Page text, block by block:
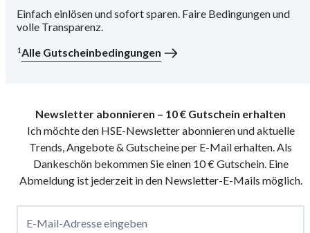
Einfach einlösen und sofort sparen. Faire Bedingungen und
volle Transparenz.
1Alle Gutscheinbedingungen
Newsletter abonnieren – 10 € Gutschein erhalten
Ich möchte den HSE-Newsletter abonnieren und aktuelle
Trends, Angebote & Gutscheine per E-Mail erhalten. Als
Dankeschön bekommen Sie einen 10 € Gutschein. Eine
Abmeldung ist jederzeit in den Newsletter-E-Mails möglich.
E-Mail-Adresse eingeben